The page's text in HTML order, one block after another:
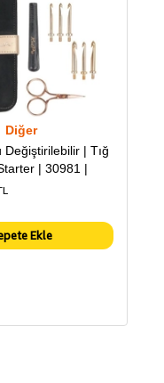
Diğer
Değiştirilebilir | Tığ
| 30981 |
Ekle